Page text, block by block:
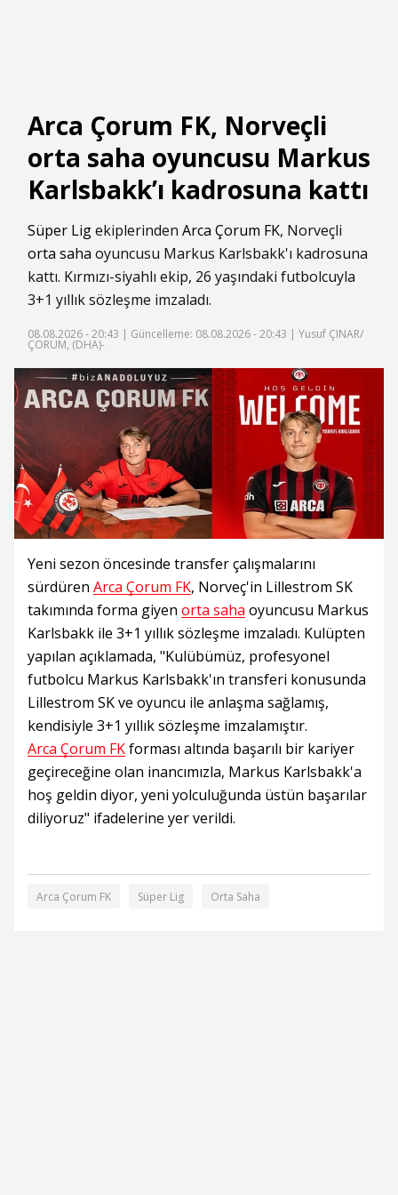
Arca Çorum FK, Norveçli
orta saha oyuncusu Markus
Karlsbakk’ı kadrosuna kattı
Süper Ligekiplerinden Arca Çorum FK, Norveçli
orta saha oyuncusu Markus Karlsbakk'ı kadrosuna
kattı. Kırmızı-siyahlı ekip, 26 yaşındaki futbolcuyla
3+1 yıllık sözleşme imzaladı.
08.08.2026 - 20:43 | Güncelleme: 08.08.2026 - 20:43 | Yusuf ÇINAR/
ÇORUM, (DHA)-
Yeni sezon öncesinde transfer çalışmalarını
sürdüren Arca Çorum FK, Norveç'in Lillestrom SK
takımında forma giyen orta saha oyuncusu Markus
Karlsbakk ile 3+1 yıllık sözleşme imzaladı. Kulüpten
yapılan açıklamada, "Kulübümüz, profesyonel
futbolcu Markus Karlsbakk'ın transferi konusunda
Lillestrom SK ve oyuncu ile anlaşma sağlamış,
kendisiyle 3+1 yıllık sözleşme imzalamıştır.
Arca Çorum FKforması altında başarılı bir kariyer
geçireceğine olan inancımızla, Markus Karlsbakk'a
hoş geldin diyor, yeni yolculuğunda üstün başarılar
diliyoruz" ifadelerine yer verildi.
Arca Çorum FK Süper Lig Orta Saha